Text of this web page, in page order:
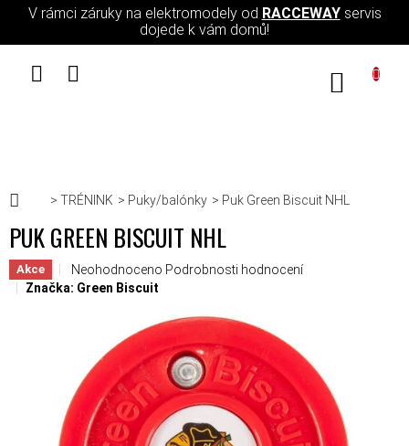
Přejít na obsah
V rámci záruky na elektromodely od RACCEWAYservis
dojede k vám domů!
Domů
TRÉNINK Puky/balónky Puk Green Biscuit NHL
PUK GREEN BISCUIT NHL
Akce Průměrné hodnocení produktu je 0,0 z 5 hvězdiček.
Neohodnoceno Podrobnosti hodnocení
Značka: Green Biscuit